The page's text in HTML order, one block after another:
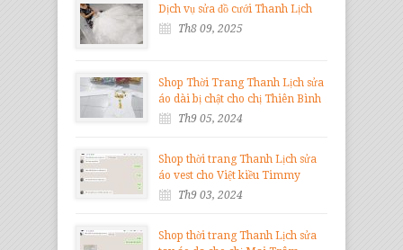
Dịch vụ sửa đồ cưới Thanh Lịch
Th8 09, 2025
Shop Thời Trang Thanh Lịch sửa
áo dài bị chật cho chị Thiên Bình
Th9 05, 2024
Shop thời trang Thanh Lịch sửa
áo vest cho Việt kiều Timmy
Th9 03, 2024
Shop thời trang Thanh Lịch sửa